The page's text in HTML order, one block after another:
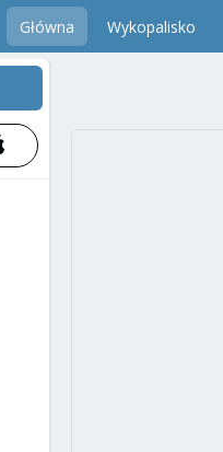
Główna Wykopalisko